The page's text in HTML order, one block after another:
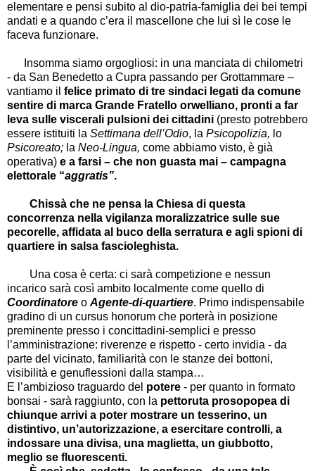
elementare e pensi subito al dio-patria-famiglia dei bei tempi
andati e a quando c’era il mascellone che lui sì le cose le
faceva funzionare.
Insomma siamo orgogliosi: in una manciata di chilometri
- da San Benedetto a Cupra passando per Grottammare –
vantiamo il felice primato di tre sindaci legati da comune
sentire di marca Grande Fratello orwelliano, pronti a far
leva sulle viscerali pulsioni dei cittadini (presto potrebbero
essere istituiti la Settimana dell’Odio, la Psicopolizia, lo
Psicoreato; la Neo-Lingua, come abbiamo visto, è già
operativa) e a farsi – che non guasta mai – campagna
elettorale “aggratis”.
Chissà che ne pensa la Chiesa di questa
concorrenza nella vigilanza moralizzatrice sulle sue
pecorelle, affidata al buco della serratura e agli spioni di
quartiere in salsa fascioleghista.
Una cosa è certa: ci sarà competizione e nessun
incarico sarà così ambito localmente come quello di
Coordinatore o Agente-di-quartiere. Primo indispensabile
gradino di un cursus honorum che porterà in posizione
preminente presso i concittadini-semplici e presso
l’amministrazione: riverenze e rispetto - certo invidia - da
parte del vicinato, familiarità con le stanze dei bottoni,
visibilità e genuflessioni dalla stampa…
E l’ambizioso traguardo del potere - per quanto in formato
bonsai - sarà raggiunto, con la pettoruta prosopopea di
chiunque arrivi a poter mostrare un tesserino, un
distintivo, un’autorizzazione, a esercitare controlli, a
indossare una divisa, una maglietta, un giubbotto,
meglio se fluorescenti.